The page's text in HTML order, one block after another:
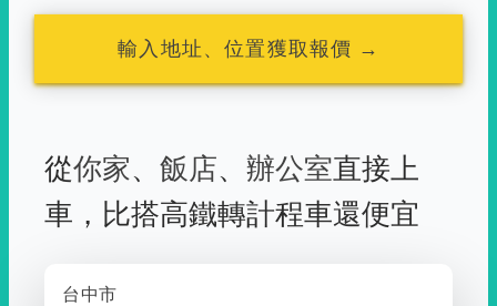
輸入地址、位置獲取報價 →
從你家、 飯店、 辦公室直接上
車， 比搭高鐵轉計程車還便宜
台中市